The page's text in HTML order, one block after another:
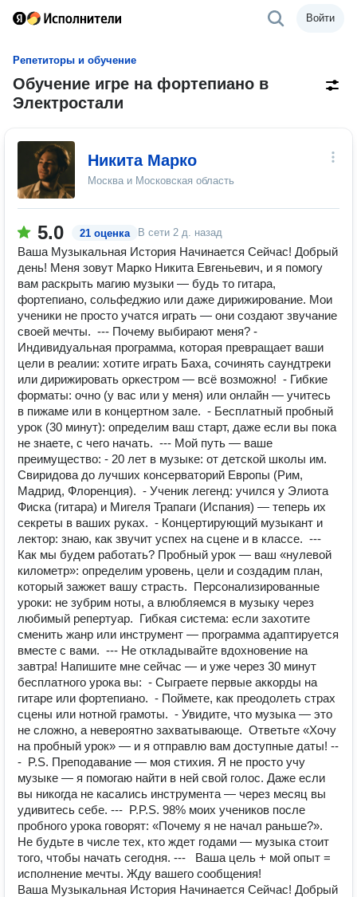
Войти
Репетиторы и обучение
Обучение игре на фортепиано в
Электростали
Никита Марко
Москва и Московская область
5.0 21 оценка В сети 2 д. назад
Ваша Музыкальная История Начинается Сейчас! Добрый
день! Меня зовут Марко Никита Евгеньевич, и я помогу
вам раскрыть магию музыки — будь то гитара,
фортепиано, сольфеджио или даже дирижирование. Мои
ученики не просто учатся играть — они создают звучание
своей мечты. --- Почему выбирают меня? -
Индивидуальная программа, которая превращает ваши
цели в реалии: хотите играть Баха, сочинять саундтреки
или дирижировать оркестром — всё возможно! - Гибкие
форматы: очно (у вас или у меня) или онлайн — учитесь
в пижаме или в концертном зале. - Бесплатный пробный
урок (30 минут): определим ваш старт, даже если вы пока
не знаете, с чего начать. --- Мой путь — ваше
преимущество: - 20 лет в музыке: от детской школы им.
Свиридова до лучших консерваторий Европы (Рим,
Мадрид, Флоренция). - Ученик легенд: учился у Элиота
Фиска (гитара) и Мигеля Трапаги (Испания) — теперь их
секреты в ваших руках. - Концертирующий музыкант и
лектор: знаю, как звучит успех на сцене и в классе. ---
Как мы будем работать? Пробный урок — ваш «нулевой
километр»: определим уровень, цели и создадим план,
который зажжет вашу страсть. Персонализированные
уроки: не зубрим ноты, а влюбляемся в музыку через
любимый репертуар. Гибкая система: если захотите
сменить жанр или инструмент — программа адаптируется
вместе с вами. --- Не откладывайте вдохновение на
завтра! Напишите мне сейчас — и уже через 30 минут
бесплатного урока вы: - Сыграете первые аккорды на
гитаре или фортепиано. - Поймете, как преодолеть страх
сцены или нотной грамоты. - Увидите, что музыка — это
не сложно, а невероятно захватывающе. Ответьте «Хочу
на пробный урок» — и я отправлю вам доступные даты! --
- P.S. Преподавание — моя стихия. Я не просто учу
музыке — я помогаю найти в ней свой голос. Даже если
вы никогда не касались инструмента — через месяц вы
удивитесь себе. --- P.P.S. 98% моих учеников после
пробного урока говорят: «Почему я не начал раньше?».
Не будьте в числе тех, кто ждет годами — музыка стоит
того, чтобы начать сегодня. --- Ваша цель + мой опыт =
исполнение мечты. Жду вашего сообщения!
Ваша Музыкальная История Начинается Сейчас! Добрый